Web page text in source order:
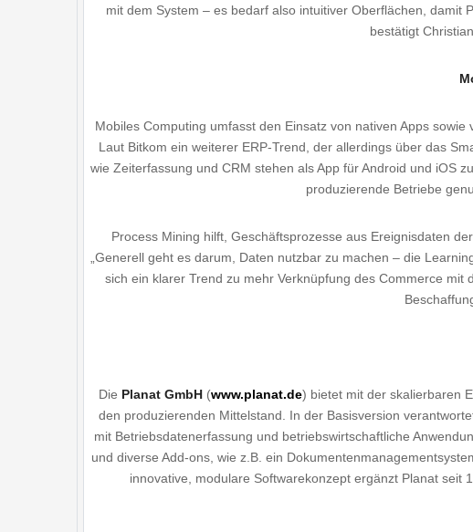
mit dem System – es bedarf also intuitiver Oberflächen, damit
bestätigt
Mobiles Computing umfasst den Einsatz von nativen Apps
Laut Bitkom ein weiterer ERP-Trend, der allerdings über das
wie Zeiterfassung und CRM stehen als App für Android und iOS
produzierende Betriebe
Process Mining hilft, Geschäftsprozesse aus Ereignisdaten
„Generell geht es darum, Daten nutzbar zu machen – die
sich ein klarer Trend zu mehr Verknüpfung des Commerce
Die Planat GmbH (www.planat.de) bietet mit der skalierbaren
den produzierenden Mittelstand. In der Basisversion
mit Betriebsdatenerfassung und betriebswirtschaftliche
und diverse Add-ons, wie z.B. ein
innovative, modulare Softwarekonzept ergänzt Planat seit